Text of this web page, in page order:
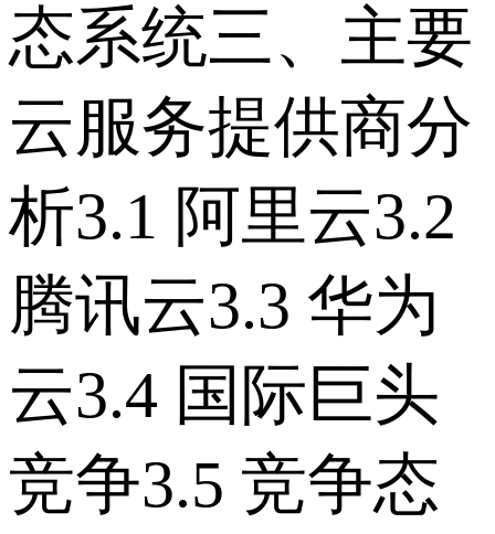
态系统 三、主要
云服务提供商分
析 3.1 阿里云 3.2
腾讯云 3.3 华为
云 3.4 国际巨头
竞争 3.5 竞争态